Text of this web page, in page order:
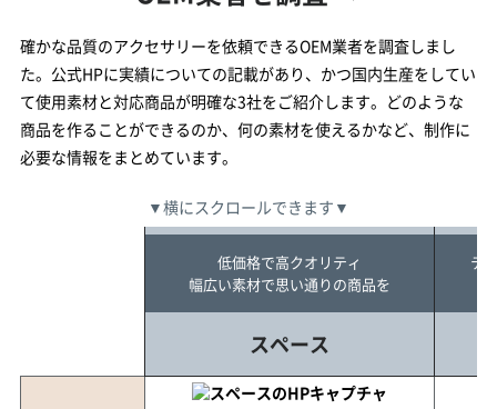
確かな品質のアクセサリーを依頼できるOEM業者を調査しまし
た。公式HPに実績についての記載があり、かつ国内生産をしてい
て使用素材と対応商品が明確な3社をご紹介します。どのような
商品を作ることができるのか、何の素材を使えるかなど、制作に
必要な情報をまとめています。
▼横にスクロールできます▼
低価格で高クオリティ
幅広い素材で思い通りの商品を
スペース
テ